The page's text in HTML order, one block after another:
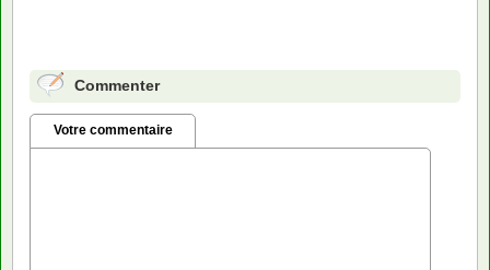
Commenter
Votre commentaire